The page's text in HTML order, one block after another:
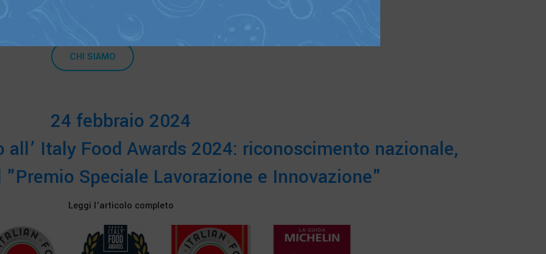
CHI SIAMO
24 febbraio 2024
Italy Food Awards 2024: riconoscimento nazionale,
Speciale Lavorazione e Innovazione"
Leggi l'articolo completo